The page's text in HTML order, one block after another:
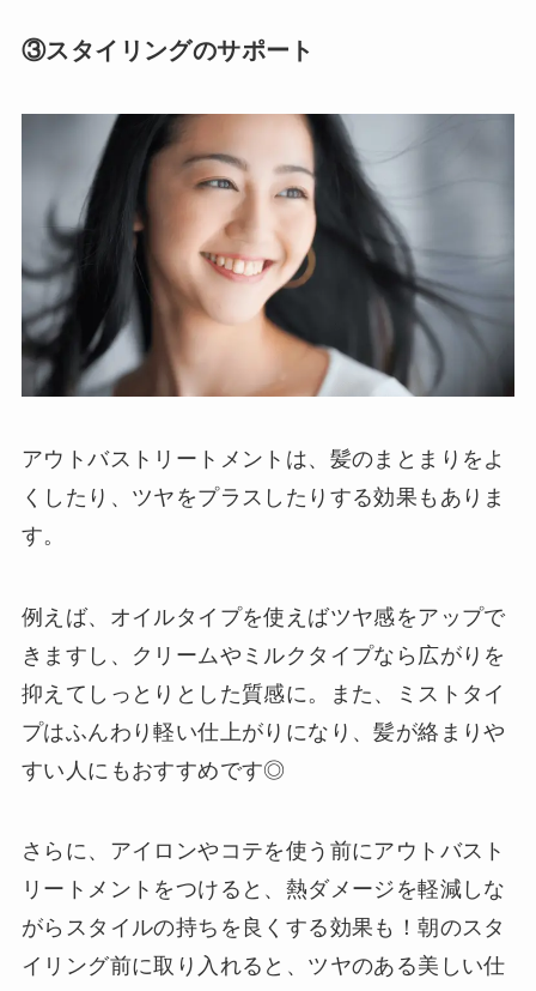
③スタイリングのサポート
アウトバストリートメントは、髪のまとまりをよ
くしたり、ツヤをプラスしたりする効果もありま
す。
例えば、オイルタイプを使えばツヤ感をアップで
きますし、クリームやミルクタイプなら広がりを
抑えてしっとりとした質感に。また、ミストタイ
プはふんわり軽い仕上がりになり、髪が絡まりや
すい人にもおすすめです◎
さらに、アイロンやコテを使う前にアウトバスト
リートメントをつけると、熱ダメージを軽減しな
がらスタイルの持ちを良くする効果も！朝のスタ
イリング前に取り入れると、ツヤのある美しい仕